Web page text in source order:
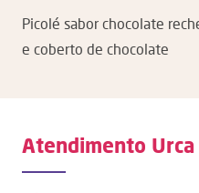
Picolé sabor chocolate
e coberto de chocolate
Atendimento Urca